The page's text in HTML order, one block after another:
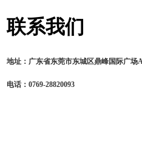
联系我们
地址：广东省东莞市东城区鼎峰国际广场
电话：0769-28820093